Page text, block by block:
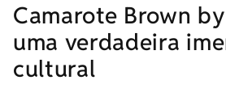
Camarote Brown
uma verdadeira
cultural